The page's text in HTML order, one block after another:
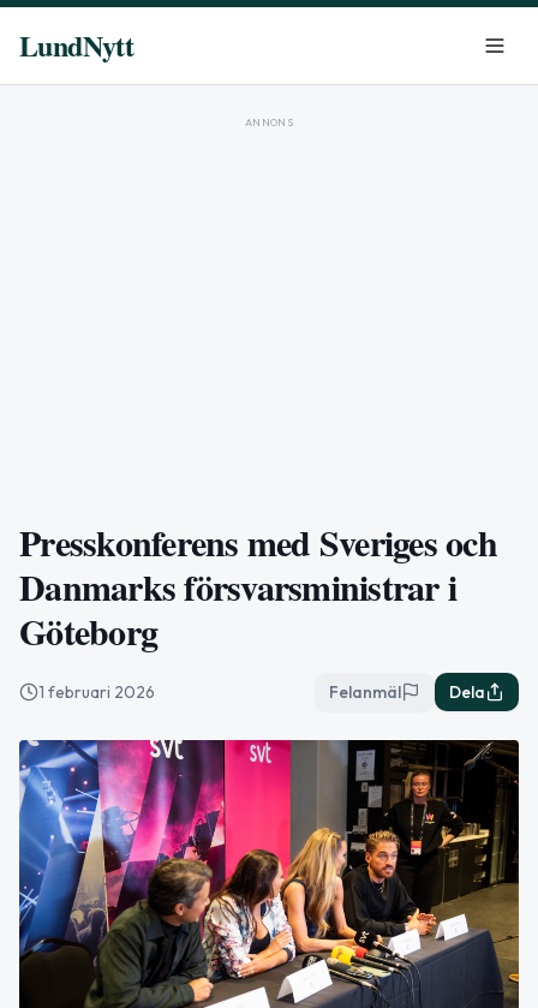
LundNytt
ANNONS
Presskonferens med Sveriges och
Danmarks försvarsministrar i
Göteborg
1 februari 2026 Felanmäl Dela